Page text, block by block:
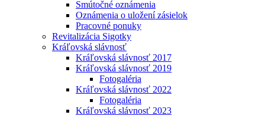
Smútočné oznámenia
Oznámenia o uložení zásielok
Pracovné ponuky
Revitalizácia Sigotky
Kráľovská slávnosť
Kráľovská slávnosť 2017
Kráľovská slávnosť 2019
Fotogaléria
Kráľovská slávnosť 2022
Fotogaléria
Kráľovská slávnosť 2023